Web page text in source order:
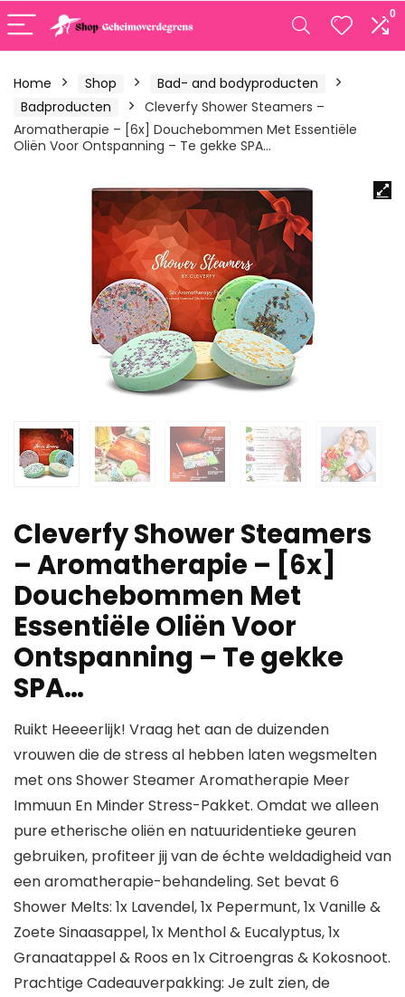
0
Home Shop
Bad- and bodyproducten
Badproducten
Cleverfy Shower Steamers –
Aromatherapie – [6x] Douchebommen Met Essentiële
Oliën Voor Ontspanning – Te gekke SPA…
Cleverfy Shower Steamers
– Aromatherapie – [6x]
Douchebommen Met
Essentiële Oliën Voor
Ontspanning – Te gekke
SPA…
Ruikt Heeeerlijk! Vraag het aan de duizenden
vrouwen die de stress al hebben laten wegsmelten
met ons Shower Steamer Aromatherapie Meer
Immuun En Minder Stress-Pakket. Omdat we alleen
pure etherische oliën en natuuridentieke geuren
gebruiken, profiteer jij van de échte weldadigheid van
een aromatherapie-behandeling. Set bevat 6
Shower Melts: 1x Lavendel, 1x Pepermunt, 1x Vanille &
Zoete Sinaasappel, 1x Menthol & Eucalyptus, 1x
Granaatappel & Roos en 1x Citroengras & Kokosnoot.
Prachtige Cadeauverpakking: Je zult zien, de